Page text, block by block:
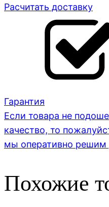
Расчитать доставку
Гарантия
Если товара не
качество, то
мы оперативно решим
Похожие